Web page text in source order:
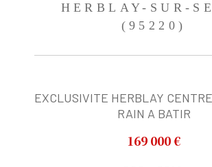
HERBLAY-SUR-
(95220)
EXCLUSIVITE HERBLAY
RAIN A BATIR
169 000 €